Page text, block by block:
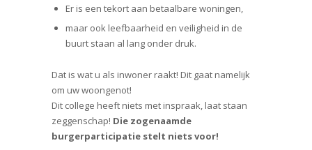
Er is een tekort aan betaalbare woningen,
maar ook leefbaarheid en veiligheid in de
buurt staan al lang onder druk.
Dat is wat u als inwoner raakt! Dit gaat namelijk
om uw woongenot!
Dit college heeft niets met inspraak, laat staan
zeggenschap! Die zogenaamde
burgerparticipatie stelt niets voor!